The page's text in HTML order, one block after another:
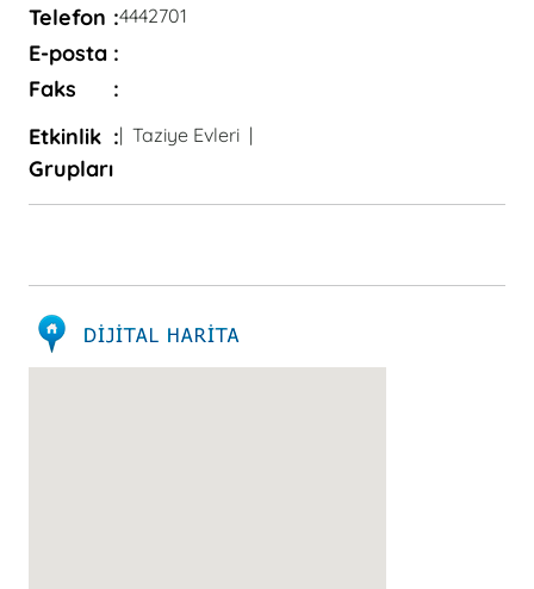
Telefon :4442701
E-posta :
Faks
:
Etkinlik
Grupları
:| Taziye Evleri |